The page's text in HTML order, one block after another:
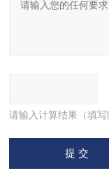
请输入计算结果（填